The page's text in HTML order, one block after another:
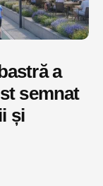
a
semnat
și